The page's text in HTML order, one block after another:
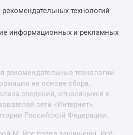
технологий
информационных и рекламных
рекомендательные технологии
на основе сбора,
сведений, относящихся к
сети «Интернет»,
Российской Федерации.